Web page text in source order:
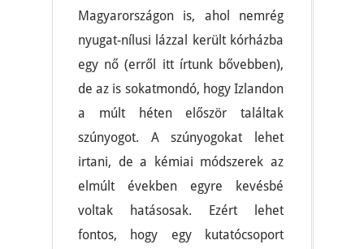
Magyarországon is, ahol nemrég
nyugat-nílusi lázzal került kórházba
egy nő (erről itt írtunk bővebben),
de az is sokatmondó, hogy Izlandon
a múlt héten először találtak
szúnyogot. A szúnyogokat lehet
irtani, de a kémiai módszerek az
elmúlt években egyre kevésbé
voltak hatásosak. Ezért lehet
fontos, hogy egy kutatócsoport